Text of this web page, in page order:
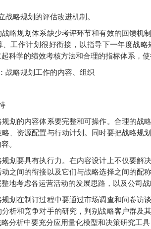
略规划的评估改进机制。
规划体系缺少考评环节和有效的回馈机
、工作计划很好衔接，以指导下一年度战
科学的绩效考核方法和合理的指标体系，
略规划工作的内容、组织
的内容体系要完整和可操作。合理的战
、资源配置与行动计划。同时要把战略规
。
要具有执行力。在内容设计上不仅要解
之间的衔接以及它们与战略选择之间的配
地考虑各运营活动的发展思路，以及公司
在制订过程中要通过市场调查和问卷访
析和竞争对手的研究，判别战略客户群及
分析中要充分应用量化模型和决策研究工